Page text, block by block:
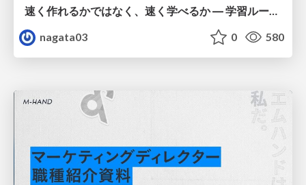
速く作れるかではなく、速く学べるか ― 学習ループを回すパイロットの途中報告
nagata03
0 580